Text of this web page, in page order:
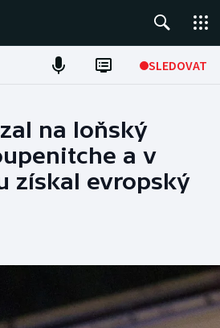
SLEDOVAT
na loňský
a v
získal evropský